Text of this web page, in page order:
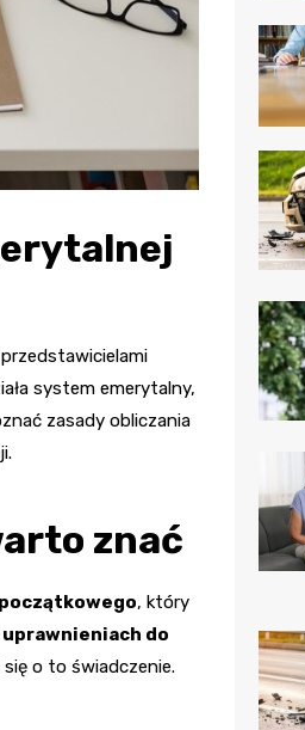
system emerytalny,
zasady obliczania
znać
, który
uprawnieniach do
o to świadczenie.